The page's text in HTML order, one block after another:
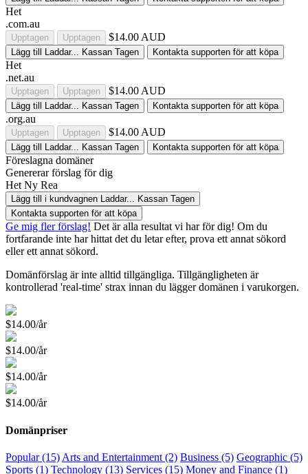
Het
.com.au
Upptagen Upptagen $14.00 AUD
Lägg till Laddar... Kassan Tagen Kontakta supporten för att köpa
Het
.net.au
Upptagen Upptagen $14.00 AUD
Lägg till Laddar... Kassan Tagen Kontakta supporten för att köpa
.org.au
Upptagen Upptagen $14.00 AUD
Lägg till Laddar... Kassan Tagen Kontakta supporten för att köpa
Föreslagna domäner
Genererar förslag för dig
Het Ny Rea
Lägg till i kundvagnen Laddar... Kassan Tagen
Kontakta supporten för att köpa
Ge mig fler förslag! Det är alla resultat vi har för dig! Om du
fortfarande inte har hittat det du letar efter, prova ett annat sökord
eller ett annat sökord.
Domänförslag är inte alltid tillgängliga. Tillgängligheten är
kontrollerad 'real-time' strax innan du lägger domänen i varukorgen.
$14.00/år
$14.00/år
$14.00/år
$14.00/år
Domänpriser
Popular (15) Arts and Entertainment (2) Business (5) Geographic (5)
Sports (1) Technology (13) Services (15) Money and Finance (1)